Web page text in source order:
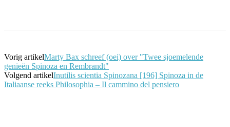
Vorig artikelMarty Bax schreef (oei) over "Twee sjoemelende
genieën Spinoza en Rembrandt"
Volgend artikelInutilis scientia Spinozana [196] Spinoza in de
Italiaanse reeks Philosophia – Il cammino del pensiero